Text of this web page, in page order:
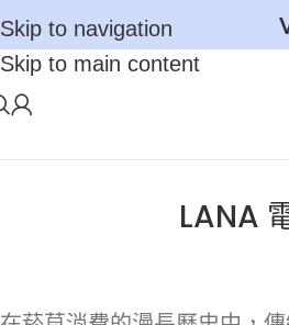
Skip to navigation
Skip to main content
LANA